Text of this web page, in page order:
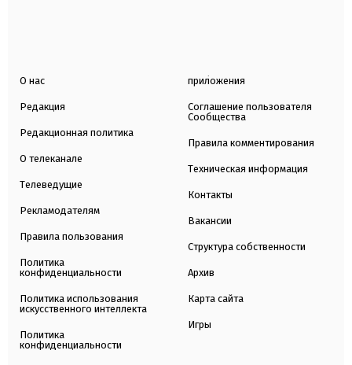
О нас
Редакция
Редакционная политика
О телеканале
Телеведущие
Рекламодателям
Правила пользования
Политика
конфиденциальности
Политика использования
искусственного интеллекта
Политика
конфиденциальности
приложения
Соглашение пользователя
Сообщества
Правила комментирования
Техническая информация
Контакты
Вакансии
Структура собственности
Архив
Карта сайта
Игры